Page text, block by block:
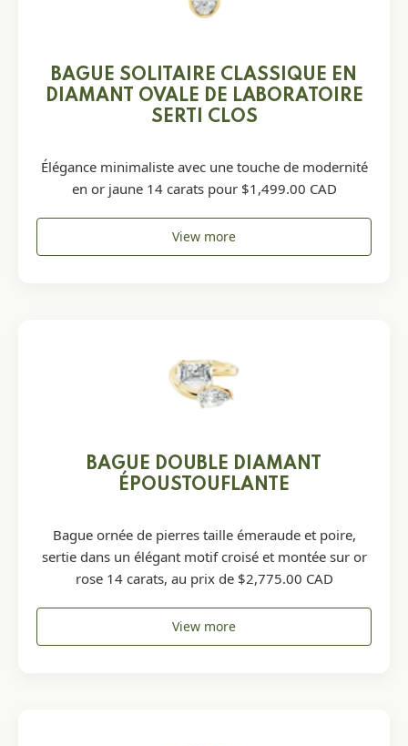
BAGUE SOLITAIRE CLASSIQUE EN
DIAMANT OVALE DE LABORATOIRE
SERTI CLOS
Élégance minimaliste avec une touche de modernité
en or jaune 14 carats pour $1,499.00 CAD
View more
BAGUE DOUBLE DIAMANT
ÉPOUSTOUFLANTE
Bague ornée de pierres taille émeraude et poire,
sertie dans un élégant motif croisé et montée sur or
rose 14 carats, au prix de $2,775.00 CAD
View more